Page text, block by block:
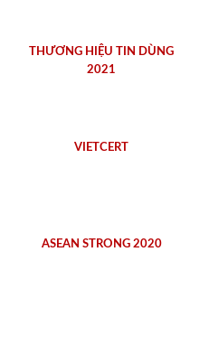
THƯƠNG HIỆU TIN DÙNG
2021
VIETCERT
ASEAN STRONG 2020